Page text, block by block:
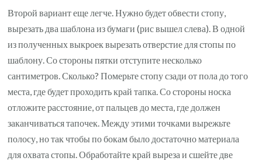
Второй вариант еще легче. Нужно будет обвести стопу,
вырезать два шаблона из бумаги (рис вышел слева). В одной
из полученных выкроек вырезать отверстие для стопы по
шаблону. Со стороны пятки отступите несколько
сантиметров. Сколько? Померьте стопу сзади от пола до того
места, где будет проходить край тапка. Со стороны носка
отложите расстояние, от пальцев до места, где должен
заканчиваться тапочек. Между этими точками вырежьте
полосу, но так чтобы по бокам было достаточно материала
для охвата стопы. Обработайте край выреза и сшейте две